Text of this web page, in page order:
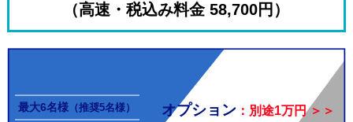
（高速・税込み料金 58,700円）
最大6名様 （推奨5名様） オプション ：別途1万円 ＞＞